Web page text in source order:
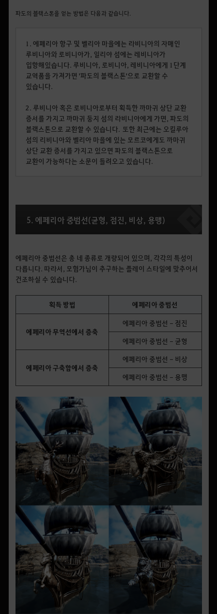
파도의 블랙스톤을 얻는 방법은 다음과 같습니다.
1. 에페리아 항구 및 벨리아 마을에는 라비니아의 자매인
루비니아와 로비니아가, 일리야 섬에는 레비니아가
입항해있습니다. 루비니아, 로비니아, 레비니아에게 1단계
교역품을 가져가면 '파도의 블랙스톤'으 로 교환할 수
있습니다.
2. 루비니아 혹은 로비니아로부터 획득한 까마귀 상단 교환
증서를 가지고 까마귀 둥지 섬의 라비니아에게 가면, 파도의
블랙스톤으로 교환할 수 있습니다. 또한 최근에는 오킬루아
섬의 리비니아와 벨리아 마을에 있는 모르코에게도 까마귀
상단 교환 증서를 가지고 있으면 파도의 블랙스톤으로
교환이 가능하다는 소문이 들려오고 있습니다.
5. 에페리아 중범선(균형, 점진, 비상, 용맹)
에페리아 중범선은 총 네 종류로 개량되어 있으며, 각각의 특성이
다릅니다. 따라서, 모험가님이 추구하는 플레이 스타일에 맞추어서
건조하실 수 있습니다.
획득 방법 에페리아 중범선
에페리아 무역선에서 증축
에페리아 중범선 - 점진
에페리아 중범선 - 균형
에페리아 구축함에서 증축
에페리아 중범선 - 비상
에페리아 중범선 - 용맹